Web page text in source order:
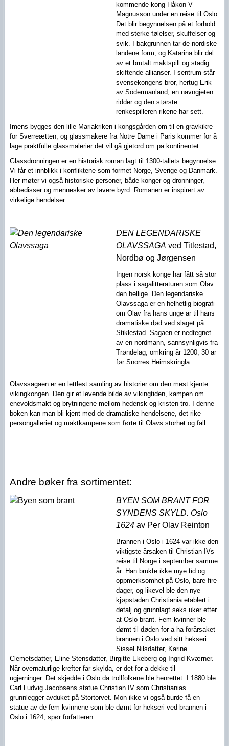
kommende kong Håkon V
Magnusson under en reise til Oslo.
Det blir begynnelsen på et forhold
med sterke følelser, skuffelser og
svik. I bakgrunnen tar de nordiske
landene form, og Katarina blir del
av et brutalt maktspill og stadig
skiftende allianser. I sentrum står
svensekongens bror, hertug Erik
av Södermanland, en navngjeten
ridder og den største
renkespilleren rikene har sett.
Imens bygges den lille Mariakriken i kongsgården om til en gravkikre
for Sverreætten, og glassmakere fra Notre Dame i Paris kommer for å
lage praktfulle glassmalerier det vil gå gjetord om på kontinentet.
Glassdronningen er en historisk roman lagt til 1300-tallets begynnelse.
Vi får et innblikk i konfliktene som formet Norge, Sverige og Danmark.
Her møter vi også historiske personer, både konger og dronninger,
abbedisser og mennesker av lavere byrd. Romanen er inspirert av
virkelige hendelser.
DEN LEGENDARISKE
OLAVSSAGA ved Titlestad,
Nordbø og Jørgensen
Ingen norsk konge har fått så stor
plass i sagalitteraturen som Olav
den hellige. Den legendariske
Olavssaga er en helhetlig biografi
om Olav fra hans unge år til
hans
dramatiske død ved slaget på
Stiklestad. Sagaen er nedtegnet
av en nordmann, sannsynligvis fra
Trøndelag, omkring år 1200, 30 år
før Snorres Heimskringla.
Olavssagaen er en lettlest samling av historier om den mest kjente
vikingkongen. Den gir et levende bilde av vikingtiden, kampen om
enevoldsmakt og brytningene mellom hedensk og kristen tro. I denne
boken kan man bli kjent med de dramatiske hendelsene, det rike
persongalleriet og maktkampene som førte til Olavs storhet og fall.
Andre bøker fra sortimentet:
BYEN SOM BRANT FOR
SYNDENS SKYLD. Oslo
1624 av Per Olav Reinton
Brannen i Oslo i 1624 var ikke den
viktigste årsaken til Christian IVs
reise til Norge i september samme
år. Han brukte ikke mye tid og
oppmerksomhet på Oslo, bare fire
dager, og likevel ble den nye
kjøpstaden Christiania etablert i
detalj og grunnlagt seks uker etter
at Oslo brant. Fem kvinner ble
dømt til døden for å ha forårsaket
brannen i Oslo ved sitt hekseri:
Sissel Nilsdatter, Karine
Clemetsdatter, Eline Stensdatter, Birgitte Ekeberg og Ingrid Kværner.
Når overnaturlige krefter får skylda, er det for å dekke til
ugjerninger. Det skjedde i Oslo da trollfolkene ble henrettet. I 1880 ble
Carl Ludvig Jacobsens statue Christian IV som Christianias
grunnlegger avduket på Stortorvet. Mon ikke vi også burde få en
statue av de fem kvinnene som ble dømt for hekseri ved brannen i
Oslo i 1624, spør forfatteren.